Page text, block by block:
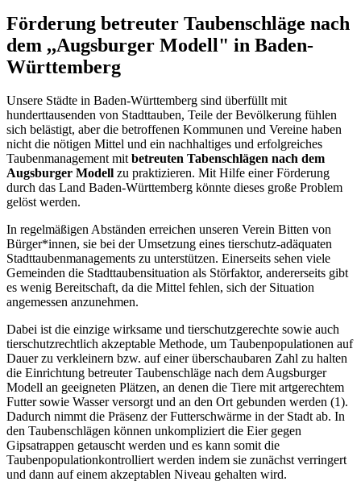
Förderung betreuter Taubenschläge nach
dem ,,Augsburger Modell" in Baden-
Württemberg
Unsere Städte in Baden-Württemberg sind überfüllt mit
hunderttausenden von Stadttauben, Teile der Bevölkerung fühlen
sich belästigt, aber die betroffenen Kommunen und Vereine haben
nicht die nötigen Mittel und ein nachhaltiges und erfolgreiches
Taubenmanagement mitbetreuten Tabenschlägen nach dem
Augsburger Modell zu praktizieren. Mit Hilfe einer Förderung
durch das Land Baden-Württemberg könnte dieses große Problem
gelöst werden.
In regelmäßigen Abständen erreichen unseren Verein Bitten von
Bürger*innen, sie bei der Umsetzung eines tierschutz-adäquaten
Stadttaubenmanagements zu unterstützen. Einerseits sehen viele
Gemeinden die Stadttaubensituation als Störfaktor, andererseits gibt
es wenig Bereitschaft, da die Mittel fehlen, sich der Situation
angemessen anzunehmen.
Dabei ist die einzige wirksame und tierschutzgerechte sowie auch
tierschutzrechtlich akzeptable Methode, um Taubenpopulationen auf
Dauer zu verkleinern bzw. auf einer überschaubaren Zahl zu halten
die Einrichtung betreuter Taubenschläge nach dem Augsburger
Modell an geeigneten Plätzen, an denen die Tiere mit artgerechtem
Futter sowie Wasser versorgt und an den Ort gebunden werden (1).
Dadurch nimmt die Präsenz der Futterschwärme in der Stadt ab. In
den Taubenschlägen können unkompliziert die Eier gegen
Gipsatrappen getauscht werden und es kann somit die
Taubenpopulationkontrolliert werden indem sie zunächst verringert
und dann auf einem akzeptablen Niveau gehalten wird.